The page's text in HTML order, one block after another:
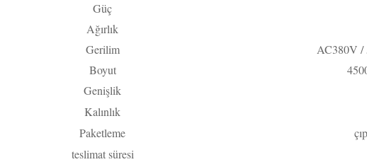
Güç
Ağırlık
Gerilim
AC380V /
Boyut
Genişlik
Kalınlık
Paketleme
teslimat süresi